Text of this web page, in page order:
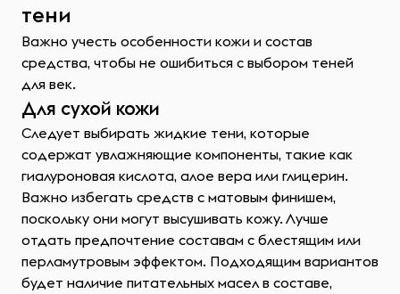
тени
Важно учесть особенности кожи и состав
средства, чтобы не ошибиться с выбором теней
для век.
Для сухой кожи
Следует выбирать жидкие тени, которые
содержат увлажняющие компоненты, такие как
гиалуроновая кислота, алое вера или глицерин.
Важно избегать средств с матовым финишем,
поскольку они могут высушивать кожу. Лучше
отдать предпочтение составам с блестящим или
перламутровым эффектом. Подходящим вариантов
будет наличие питательных масел в составе,